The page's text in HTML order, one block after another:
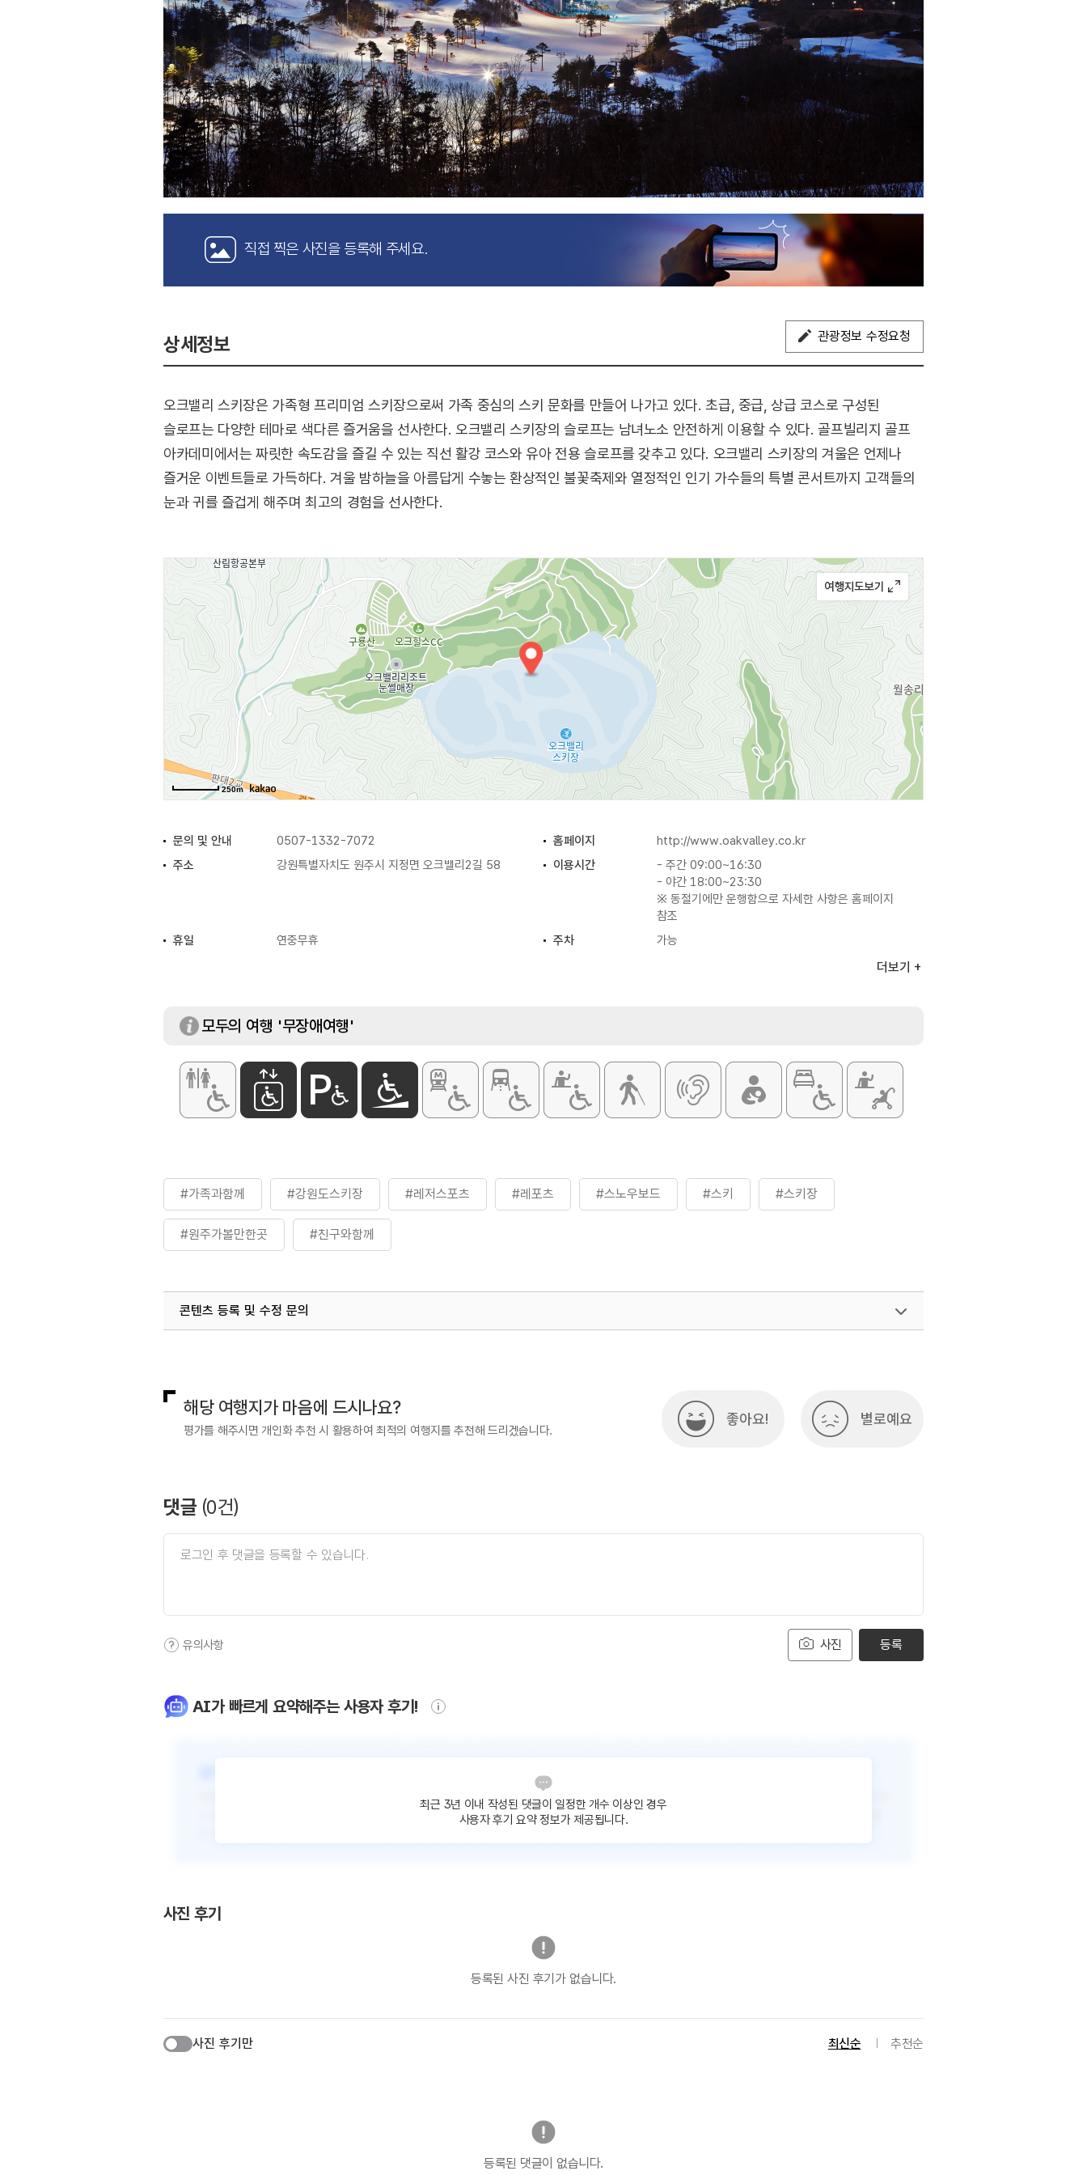
직접 찍은 사진을 등록해 주세요.
상세정보 관광정보 수정요청
오크밸리 스키장은 가족형 프리미엄 스키장으로써 가족 중심의 스키 문화를 만들어 나가고 있다. 초급, 중급, 상급 코스로 구성된
슬로프는 다양한 테마로 색다른 즐거움을 선사한다. 오크밸리 스키장의 슬로프는 남녀노소 안전하게 이용할 수 있다. 골프빌리지 골프
아카데미에서는 짜릿한 속도감을 즐길 수 있는 직선 활강 코스와 유아 전용 슬로프를 갖추고 있다. 오크밸리 스키장의 겨울은 언제나
즐거운 이벤트들로 가득하다. 겨울 밤하늘을 아름답게 수놓는 환상적인 불꽃축제와 열정적인 인기 가수들의 특별 콘서트까지 고객들의
눈과 귀를 즐겁게 해주며 최고의 경험을 선사한다.
250m
문의 및 안내 0507-1332-7072 홈페이지
http://www.oakvalley.co.kr
주소
강원특별자치도 원주시 지정면 오크밸리2길 58 이용시간
- 주간 09:00~16:30
- 야간 18:00~23:30
※ 동절기에만 운행함으로 자세한 사항은 홈페이지
참조
휴일
연중무휴
주차
가능
화장실
있음
더보기
모두의 여행 '무장애여행'
#가족과함께 #강원도스키장 #레저스포츠 #레포츠 #스노우보드 #스키 #스키장
#원주가볼만한곳 #친구와함께
콘텐츠 등록 및 수정 문의
해당 여행지가 마음에 드시나요?
평가를 해주시면 개인화 추천 시 활용하여 최적의 여행지를 추천해 드리겠습니다.
좋아요! 별로예요
댓글 (0건)
사진
유의사항 등록
AI가 빠르게 요약해주는 사용자 후기!
최근 3년 이내 작성된 댓글이 일정한 개수 이상인 경우
사용자 후기 요약 정보가 제공됩니다.
사진 후기
등록된 사진 후기가 없습니다.
사진 후기만 최신순 추천순
등록된 댓글이 없습니다.